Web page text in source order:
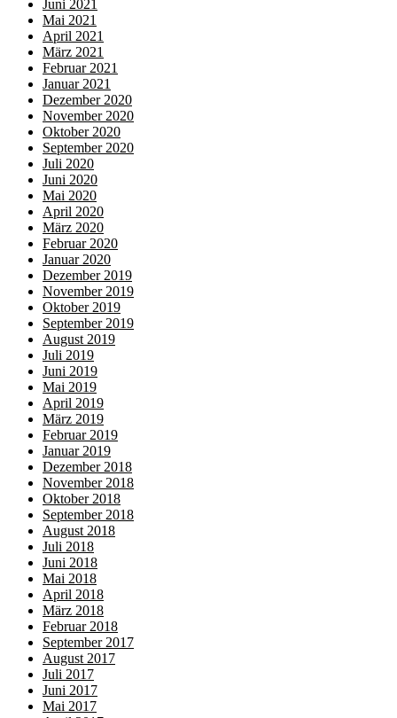
Juni 2021
Mai 2021
April 2021
März 2021
Februar 2021
Januar 2021
Dezember 2020
November 2020
Oktober 2020
September 2020
Juli 2020
Juni 2020
Mai 2020
April 2020
März 2020
Februar 2020
Januar 2020
Dezember 2019
November 2019
Oktober 2019
September 2019
August 2019
Juli 2019
Juni 2019
Mai 2019
April 2019
März 2019
Februar 2019
Januar 2019
Dezember 2018
November 2018
Oktober 2018
September 2018
August 2018
Juli 2018
Juni 2018
Mai 2018
April 2018
März 2018
Februar 2018
September 2017
August 2017
Juli 2017
Juni 2017
Mai 2017